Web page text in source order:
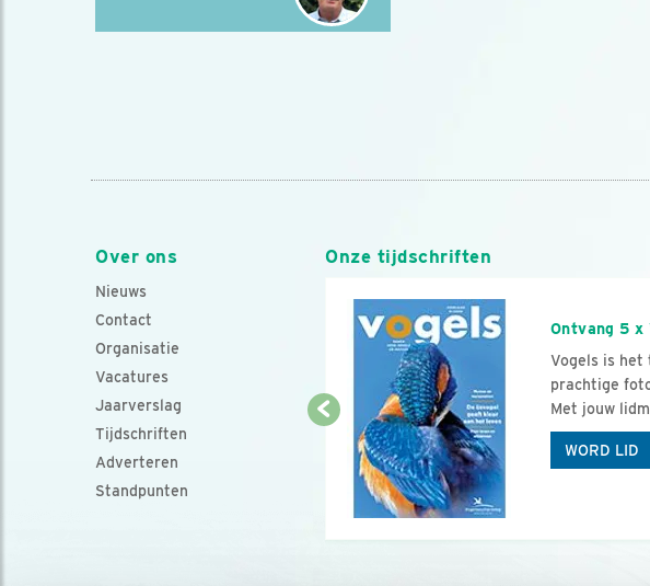
Over ons
Nieuws
Contact
Organisatie
Vacatures
Jaarverslag
Tijdschriften
Adverteren
Standpunten
Onze tijdschriften
Ontvang 5
Vogels is het
prachtige
Met jouw
WORD LID